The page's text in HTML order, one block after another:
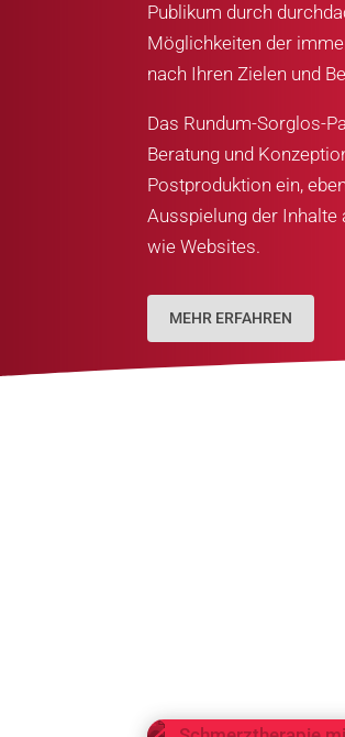
Publikum durch
Möglichkeiten der
nach Ihren Zielen und
Das Rundum-Sorglos-
Beratung und
Postproduktion ein,
Ausspielung der Inhalte
wie Websites.
MEHR ERFAHREN